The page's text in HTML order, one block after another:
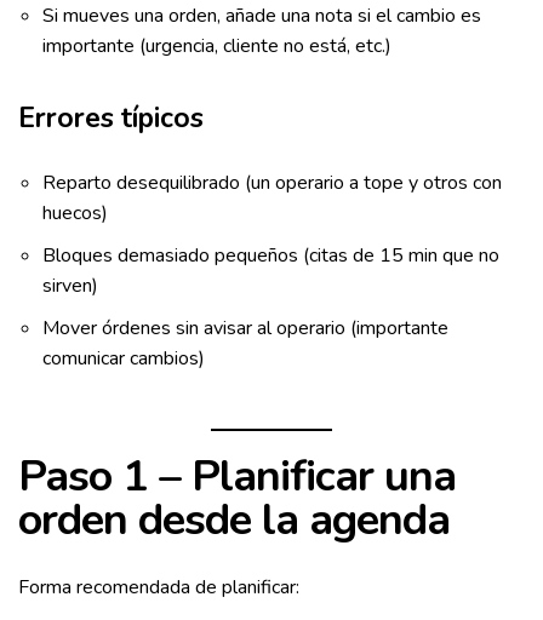
Si mueves una orden, añade una nota si el cambio es
importante (urgencia, cliente no está, etc.)
Errores típicos
Reparto desequilibrado (un operario a tope y otros con
huecos)
Bloques demasiado pequeños (citas de 15 min que no
sirven)
Mover órdenes sin avisar al operario (importante
comunicar cambios)
Paso 1 – Planificar una
orden desde la agenda
Forma recomendada de planificar: